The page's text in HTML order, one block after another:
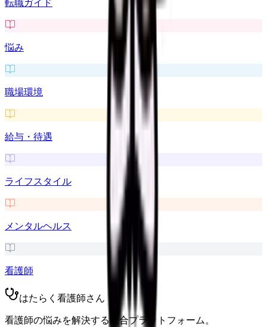
転職ガイド
悩み
職場環境
給与・待遇
ライフスタイル
メンタルヘルス
看護師
はたらく看護師さん
看護師の悩みを解決する総合プラットフォーム。